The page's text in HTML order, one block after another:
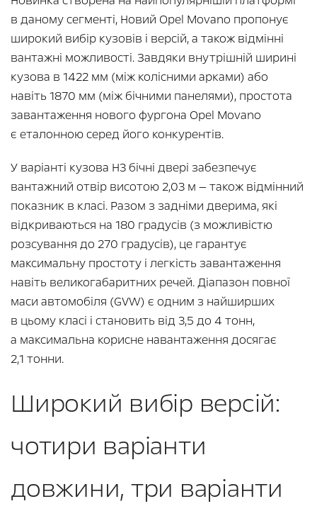
в даному сегменті, Новий Opel Movano пропонує
широкий вибір кузовів і версій, а також відмінні
вантажні можливості. Завдяки внутрішній ширині
кузова в 1422 мм (між колісними арками) або
навіть 1870 мм (між бічними панелями), простота
завантаження нового фургона Opel Movano
є еталонною серед його конкурентів.
У варіанті кузова H3 бічні двері забезпечує
вантажний отвір висотою 2,03 м — також відмінний
показник в класі. Разом з задніми дверима, які
відкриваються на 180 градусів (з можливістю
розсування до 270 градусів), це гарантує
максимальну простоту і легкість завантаження
навіть великогабаритних речей. Діапазон повної
маси автомобіля (GVW) є одним з найширших
в цьому класі і становить від 3,5 до 4 тонн,
а максимальна корисне навантаження досягає
2,1 тонни.
Широкий вибір версій:
чотири варіанти
довжини, три варіанти